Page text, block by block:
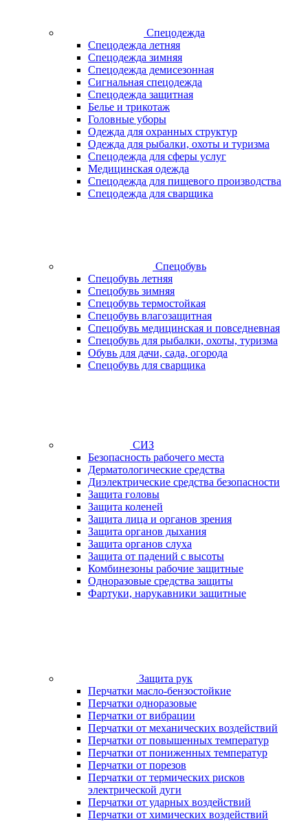
Спецодежда
Спецодежда летняя
Спецодежда зимняя
Спецодежда демисезонная
Сигнальная спецодежда
Спецодежда защитная
Белье и трикотаж
Головные уборы
Одежда для охранных структур
Одежда для рыбалки, охоты и туризма
Спецодежда для сферы услуг
Медицинская одежда
Спецодежда для пищевого производства
Спецодежда для сварщика
Спецобувь
Спецобувь летняя
Спецобувь зимняя
Спецобувь термостойкая
Спецобувь влагозащитная
Спецобувь медицинская и повседневная
Спецобувь для рыбалки, охоты, туризма
Обувь для дачи, сада, огорода
Спецобувь для сварщика
СИЗ
Безопасность рабочего места
Дерматологические средства
Диэлектрические средства безопасности
Защита головы
Защита коленей
Защита лица и органов зрения
Защита органов дыхания
Защита органов слуха
Защита от падений с высоты
Комбинезоны рабочие защитные
Одноразовые средства защиты
Фартуки, нарукавники защитные
Защита рук
Перчатки масло-бензостойкие
Перчатки одноразовые
Перчатки от вибрации
Перчатки от механических воздействий
Перчатки от повышенных температур
Перчатки от пониженных температур
Перчатки от порезов
Перчатки от термических рисков
электрической дуги
Перчатки от ударных воздействий
Перчатки от химических воздействий